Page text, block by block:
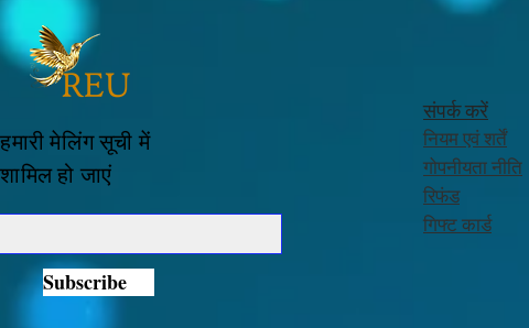
हमारी मेलिंग सूची में
शामिल हो जाएं
Subscribe
संपर्क करें
नियम एवं शर्तें
गोपनीयता नीति
रिफंड
गिफ्ट कार्ड